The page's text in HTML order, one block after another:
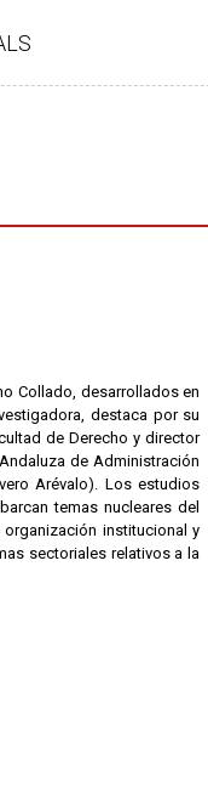
Collado, desarrollados en
destaca por su
de Derecho y director
de Administración
Arévalo). Los estudios
temas nucleares del
institucional y
sectoriales relativos a la